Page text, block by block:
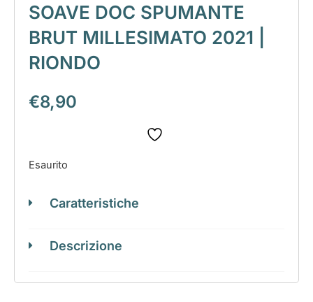
SOAVE DOC SPUMANTE
BRUT MILLESIMATO 2021 |
RIONDO
€8,90
Esaurito
Caratteristiche
Descrizione